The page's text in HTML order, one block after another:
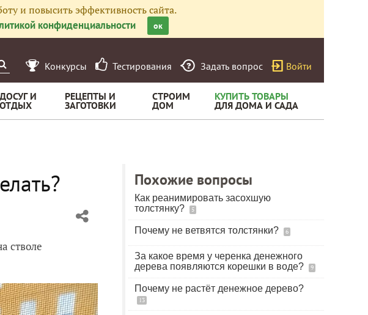
и повысить эффективность сайта.
конфиденциальности ок
Конкурсы Тестирования Задать вопрос Войти
ДОСУГ И
ОТДЫХ
РЕЦЕПТЫ И
ЗАГОТОВКИ
СТРОИМ
ДОМ
КУПИТЬ ТОВАРЫ
ДЛЯ ДОМА И САДА
стволе
Похожие вопросы
Как реанимировать засохшую
толстянку?
5
Почему не ветвятся толстянки? 6
За какое время у черенка денежного
дерева появляются корешки в воде?
9
Почему не растёт денежное дерево?
13